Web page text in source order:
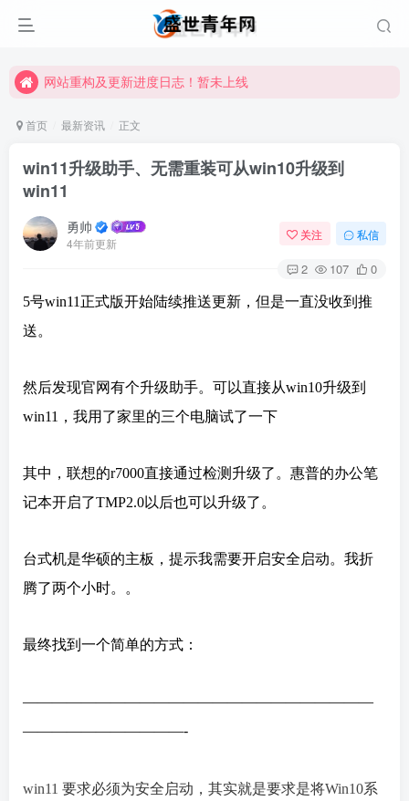
网站重构及更新进度日志！暂未上线
网站重构及更新进度日志！暂未上线
首页 最新资讯 正文
win11升级助手、无需重装可从win10升级到
win11
勇帅
4年前更新
关注 私信
2 107 0
5号win11正式版开始陆续推送更新，但是一直没收到推
送。
然后发现官网有个升级助手。可以直接从win10升级到
win11，我用了家里的三个电脑试了一下
其中，联想的r7000直接通过检测升级了。惠普的办公笔
记本开启了TMP2.0以后也可以升级了。
台式机是华硕的主板，提示我需要开启安全启动。我折
腾了两个小时。。
最终找到一个简单的方式：
————————————————————————
———————————-
win11 要求必须为安全启动，其实就是要求是将Win10系